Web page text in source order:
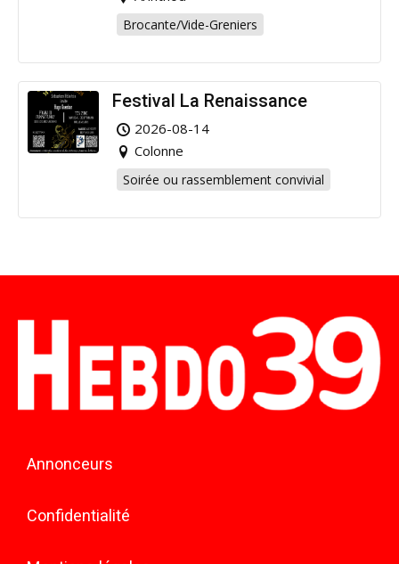
Brocante/Vide-Greniers
Festival La Renaissance
2026-08-14
Colonne
Soirée ou rassemblement convivial